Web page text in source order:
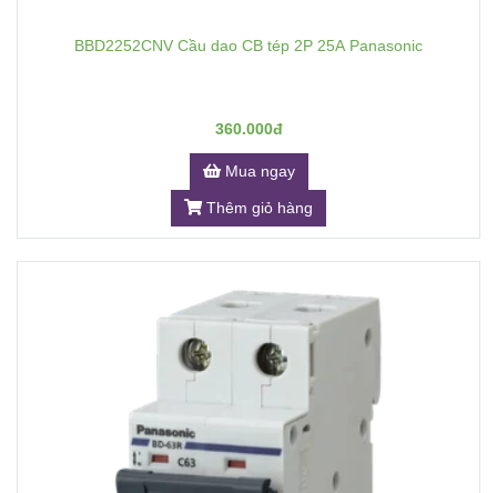
BBD2252CNV Cầu dao CB tép 2P 25A Panasonic
360.000đ
Mua ngay
Thêm giỏ hàng